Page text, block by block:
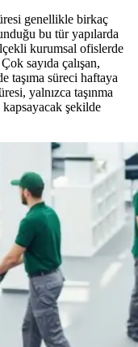
genellikle birkaç
bu tür yapılarda
kurumsal ofislerde
sayıda çalışan,
taşıma süreci haftaya
yalnızca taşınma
şekilde